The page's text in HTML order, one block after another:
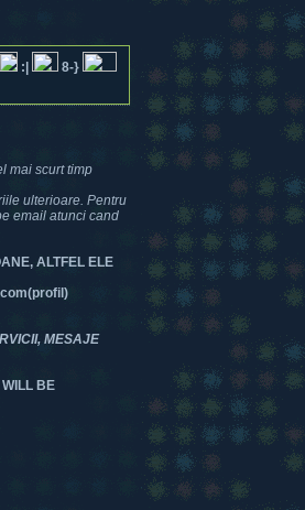
:|
8-}
mai scurt timp
ulterioare. Pentru
email atunci cand
ALTFEL ELE
MESAJE
BE